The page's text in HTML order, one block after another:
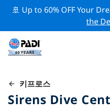
🚢 Up to 60% OFF Your
the
키프로스
Sirens Dive